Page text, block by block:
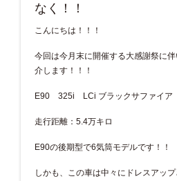
なく！！
こんにちは！！！
今回は今月末に開催する大感謝祭に
介します！！！
E90 325i LCi ブラックサファイア
走行距離：5.4万キロ
E90の後期型で6気筒モデルです！！
しかも、この車は中々にドレスアッ